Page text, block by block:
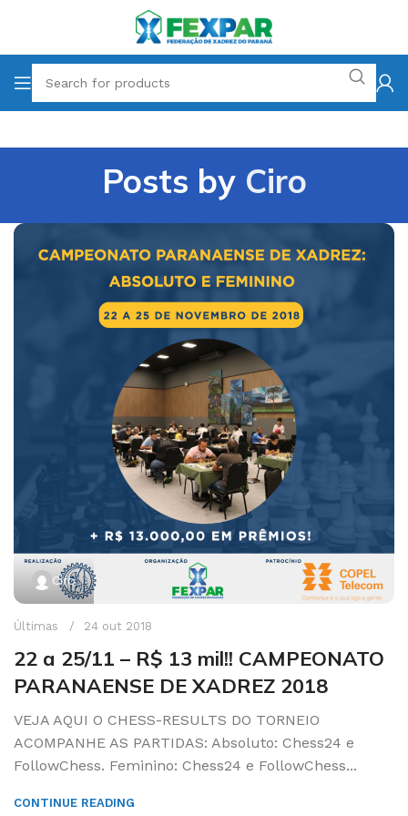
Posts by Ciro
Ciro
Últimas 24 out 2018
22 a 25/11 – R$ 13 mil!! CAMPEONATO
PARANAENSE DE XADREZ 2018
VEJA AQUI O CHESS-RESULTS DO TORNEIO
ACOMPANHE AS PARTIDAS: Absoluto: Chess24 e
FollowChess. Feminino: Chess24 e FollowChess...
CONTINUE READING